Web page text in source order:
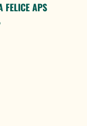
FELICE APS